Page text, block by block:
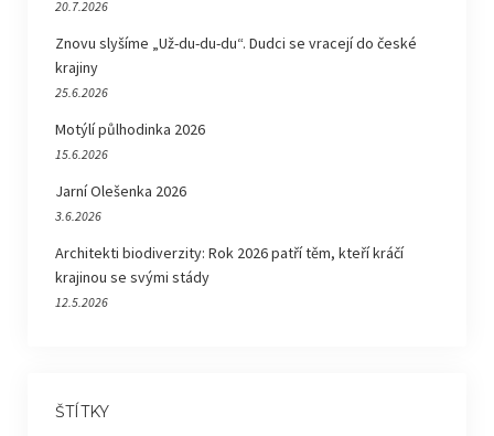
20.7.2026
Znovu slyšíme „Už-du-du-du“. Dudci se vracejí do české
krajiny
25.6.2026
Motýlí půlhodinka 2026
15.6.2026
Jarní Olešenka 2026
3.6.2026
Architekti biodiverzity: Rok 2026 patří těm, kteří kráčí
krajinou se svými stády
12.5.2026
ŠTÍTKY